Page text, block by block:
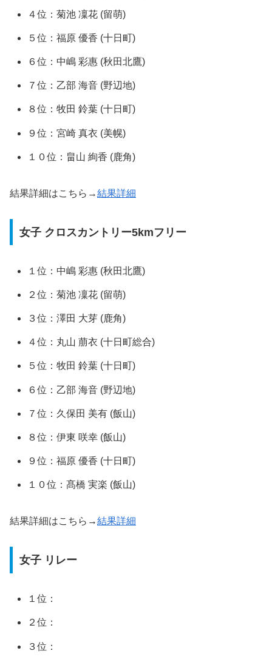
４位：菊池 凜花 (留萌)
５位：福原 優香 (十日町)
６位：中嶋 彩惠 (秋田北鷹)
７位：乙部 海音 (野辺地)
８位：牧田 鈴葉 (十日町)
９位：宮崎 真衣 (美幌)
１０位：畠山 絢香 (鹿角)
結果詳細はこちら→結果詳細
女子 クロスカントリー5kmフリー
１位：中嶋 彩惠 (秋田北鷹)
２位：菊池 凜花 (留萌)
３位：澤田 大芽 (鹿角)
４位：丸山 萠衣 (十日町総合)
５位：牧田 鈴葉 (十日町)
６位：乙部 海音 (野辺地)
７位：久保田 美有 (飯山)
８位：伊東 咲幸 (飯山)
９位：福原 優香 (十日町)
１０位：髙橋 実楽 (飯山)
結果詳細はこちら→結果詳細
女子 リレー
１位：
２位：
３位：